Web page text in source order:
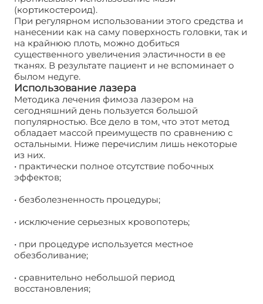
(кортикостероид).
При регулярном использовании этого средства и
нанесении как на саму поверхность головки, так и
на крайнюю плоть, можно добиться
существенного увеличения эластичности в ее
тканях. В результате пациент и не вспоминает о
былом недуге.
Использование лазера
Методика лечения фимоза лазером на
сегодняшний день пользуется большой
популярностью. Все дело в том, что этот метод
обладает массой преимуществ по сравнению с
остальными. Ниже перечислим лишь некоторые
из них.
• практически полное отсутствие побочных
эффектов;
• безболезненность процедуры;
• исключение серьезных кровопотерь;
• при процедуре используется местное
обезболивание;
• сравнительно небольшой период
восстановления;